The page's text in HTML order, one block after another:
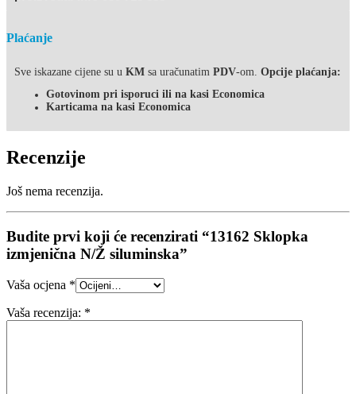
Plaćanje
Sve iskazane cijene su u KM sa uračunatim PDV-om. Opcije plaćanja:
Gotovinom pri isporuci ili na kasi Economica
Karticama na kasi Economica
Recenzije
Još nema recenzija.
Budite prvi koji će recenzirati “13162 Sklopka
izmjenična N/Ž siluminska”
Vaša ocjena *
Vaša recenzija: *